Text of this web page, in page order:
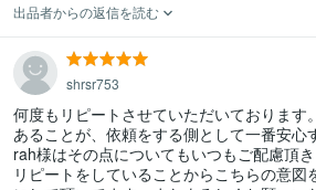
出品者からの返信を読む
shrsr753
何度もリピートさせていただいております
あることが、依頼をする側として一番安心
rah様はその点についてもいつもご配慮頂
リピートをしていることからこちらの意図